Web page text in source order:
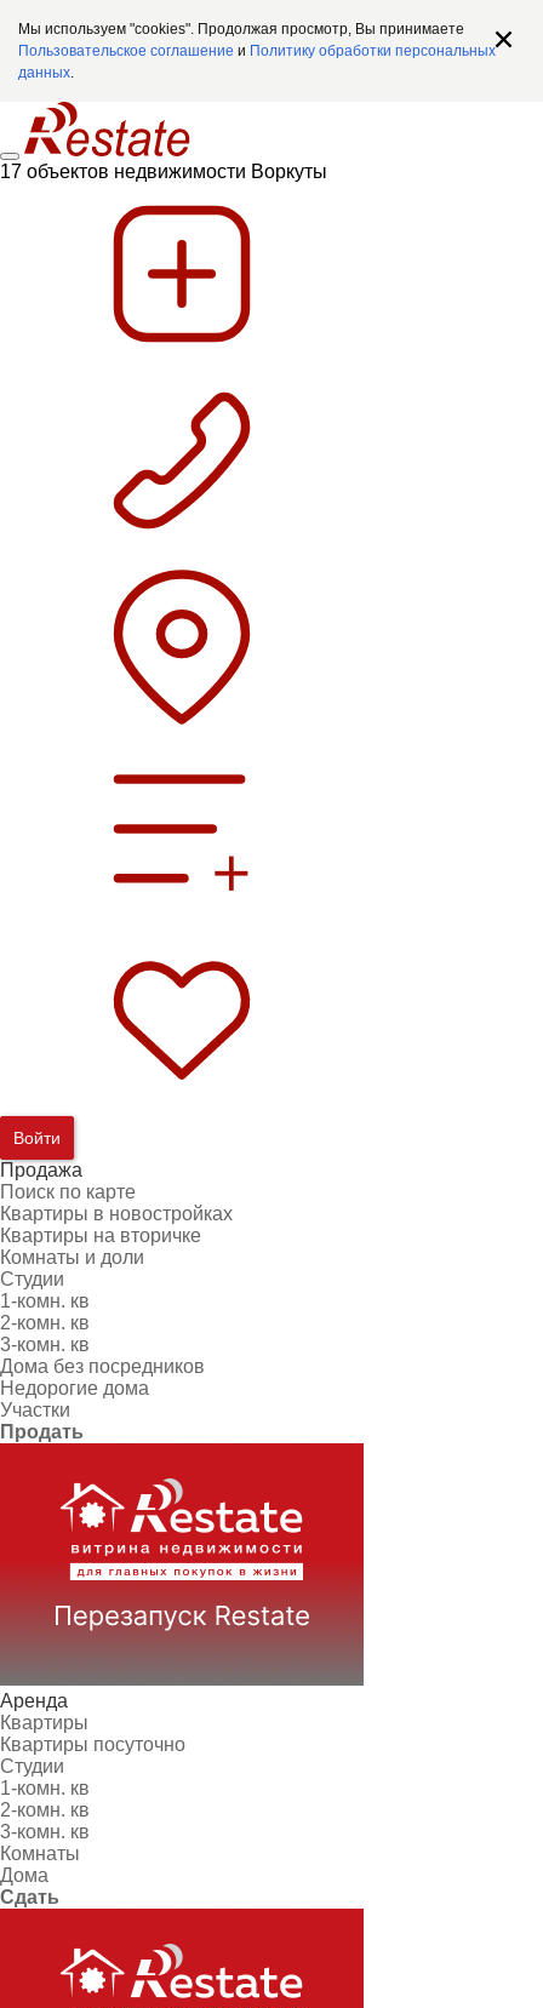
Мы используем "cookies". Продолжая просмотр, Вы принимаете
Пользовательское соглашение и Политику обработки персональных
данных.
17 объектов недвижимости Воркуты
Войти
Продажа
Поиск по карте
Квартиры в новостройках
Квартиры на вторичке
Комнаты и доли
Студии
1-комн. кв
2-комн. кв
3-комн. кв
Дома без посредников
Недорогие дома
Участки
Продать
Аренда
Квартиры
Квартиры посуточно
Студии
1-комн. кв
2-комн. кв
3-комн. кв
Комнаты
Дома
Сдать